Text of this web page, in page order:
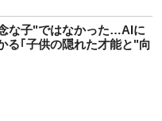
な子"ではなかった…AIに
る｢子供の隠れた才能と"向